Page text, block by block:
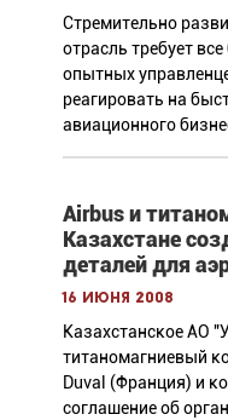
Стремительно
отрасль требует
опытных
реагировать на
авиационного
Airbus и
Казахстане
деталей для
16 июня 2008
Казахстанское АО
титаномагниевый
Duval (Франция) и
соглашение об